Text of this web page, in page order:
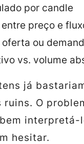
por candle
preço e
oferta ou
vs. volume
já
ruins. O
interpretá-
hesitar.